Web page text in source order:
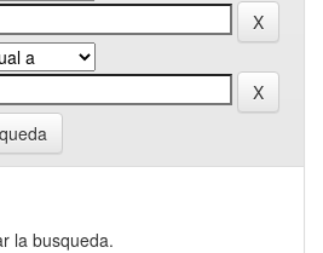
la busqueda.